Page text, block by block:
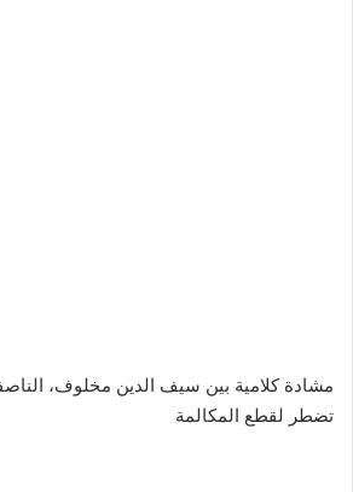
مشادة كلامية بين سيف الدين مخلوف،
تضطر لقطع المكالمة